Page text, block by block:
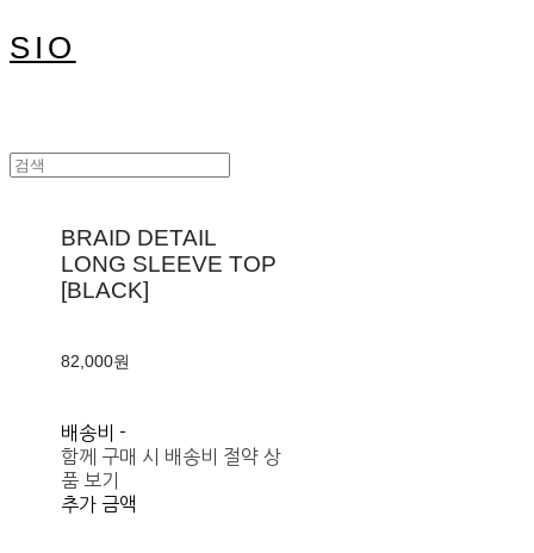
SIO
BRAID DETAIL
LONG SLEEVE TOP
[BLACK]
82,000원
배송비-
함께 구매 시 배송비 절약 상
품 보기
추가 금액